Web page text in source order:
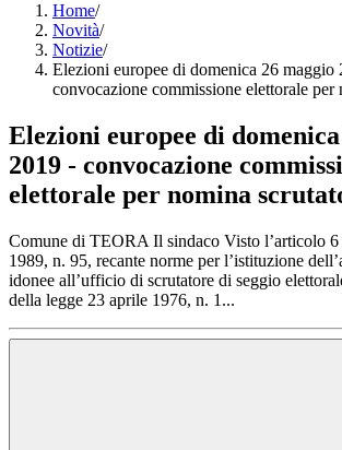
Home/
Novità/
Notizie/
Elezioni europee di domenica 26 maggio
convocazione commissione elettorale per
Elezioni europee di
2019 - convocazione
elettorale per nomina
Comune di TEORA Il sindaco Visto l’articolo 6
1989, n. 95, recante norme per l’istituzione
idonee all’ufficio di scrutatore di seggio
della legge 23 aprile 1976, n. 1...